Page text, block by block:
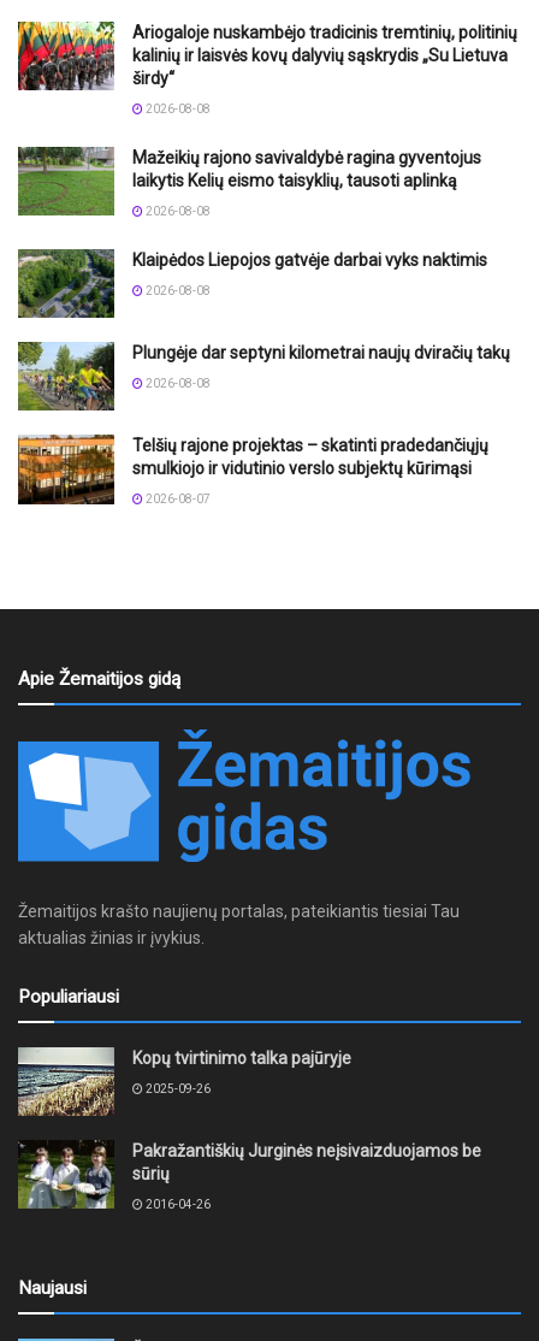
Ariogaloje nuskambėjo tradicinis tremtinių, politinių
kalinių ir laisvės kovų dalyvių sąskrydis „Su Lietuva
širdy“
2026-08-08
Mažeikių rajono savivaldybė ragina gyventojus
laikytis Kelių eismo taisyklių, tausoti aplinką
2026-08-08
Klaipėdos Liepojos gatvėje darbai vyks naktimis
2026-08-08
Plungėje dar septyni kilometrai naujų dviračių takų
2026-08-08
Telšių rajone projektas – skatinti pradedančiųjų
smulkiojo ir vidutinio verslo subjektų kūrimąsi
2026-08-07
Apie Žemaitijos gidą
Žemaitijos krašto naujienų portalas, pateikiantis tiesiai Tau
aktualias žinias ir įvykius.
Populiariausi
Kopų tvirtinimo talka pajūryje
2025-09-26
Pakražantiškių Jurginės neįsivaizduojamos be
sūrių
2016-04-26
Naujausi